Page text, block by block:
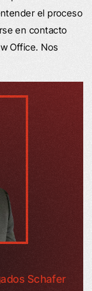
el proceso
en contacto
Office. Nos
Schafer